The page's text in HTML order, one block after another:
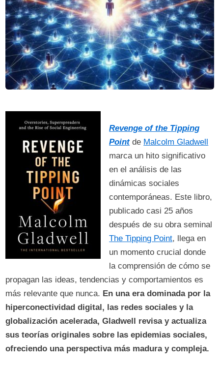
Revenge of the Tipping
Point de Malcolm Gladwell
marca un hito significativo
en el análisis de las
dinámicas sociales
contemporáneas. Este libro,
publicado casi 25 años
después de su obra seminal
The Tipping Point, llega en
un momento crucial donde
la comprensión de cómo se
propagan las ideas, tendencias y comportamientos es
más relevante que nunca. En una era dominada por la
hiperconectividad digital, las redes sociales y la
globalización acelerada, Gladwell revisa y actualiza
sus teorías originales sobre las epidemias sociales,
ofreciendo una perspectiva más madura y compleja.